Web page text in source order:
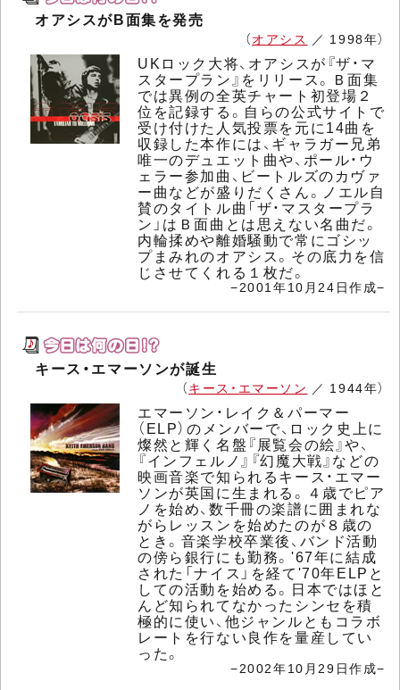
オアシスがB面集を発売
（オアシス ／ 1998年）
UKロック大将、オアシスが『ザ・マ
スタープラン』をリリース。Ｂ面集
では異例の全英チャート初登場２
位を記録する。自らの公式サイトで
受け付けた人気投票を元に14曲を
収録した本作には、ギャラガー兄弟
唯一のデュエット曲や、ポール・ウ
ェラー参加曲、ビートルズのカヴァ
ー曲などが盛りだくさん。ノエル自
賛のタイトル曲「ザ・マスタープラ
ン」はＢ面曲とは思えない名曲だ。
内輪揉めや離婚騒動で常にゴシッ
プまみれのオアシス。その底力を信
じさせてくれる１枚だ。
−2001年10月24日作成−
キース・エマーソンが誕生
（キース・エマーソン ／ 1944年）
エマーソン・レイク＆パーマー
（ELP）のメンバーで、ロック史上に
燦然と輝く名盤『展覧会の絵』や、
『インフェルノ』『幻魔大戦』などの
映画音楽で知られるキース・エマー
ソンが英国に生まれる。４歳でピア
ノを始め、数千冊の楽譜に囲まれな
がらレッスンを始めたのが８歳の
とき。音楽学校卒業後、バンド活動
の傍ら銀行にも勤務。'67年に結成
された「ナイス」を経て'70年ELPと
しての活動を始める。日本ではほと
んど知られてなかったシンセを積
極的に使い、他ジャンルともコラボ
レートを行ない良作を量産してい
った。
−2002年10月29日作成−